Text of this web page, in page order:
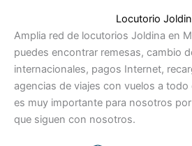
Locutorio
Amplia red de locutorios Joldina en
puedes encontrar remesas, cambio
internacionales, pagos Internet,
agencias de viajes con vuelos a todo
es muy importante para nosotros
que siguen con nosotros.